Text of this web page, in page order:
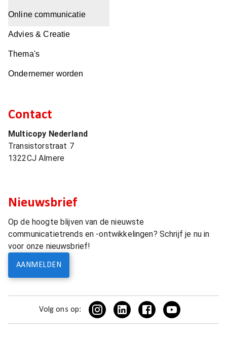
Online communicatie
Advies & Creatie
Thema's
Ondernemer worden
Contact
Multicopy Nederland
Transistorstraat 7
1322CJ Almere
Nieuwsbrief
Op de hoogte blijven van de nieuwste
communicatietrends en -ontwikkelingen? Schrijf je nu in
voor onze nieuwsbrief!
AANMELDEN
Volg ons op: